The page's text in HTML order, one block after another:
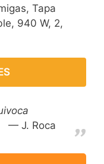
Tapa
940 W, 2,
J. Roca